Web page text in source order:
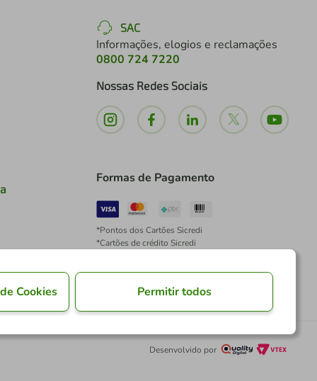
SAC
Informações, elogios e reclamações
0800 724 7220
Nossas Redes Sociais
Formas de Pagamento
*Pontos dos Cartões Sicredi
*Cartões de crédito Sicredi
Desenvolvido por
Cookies Permitir todos